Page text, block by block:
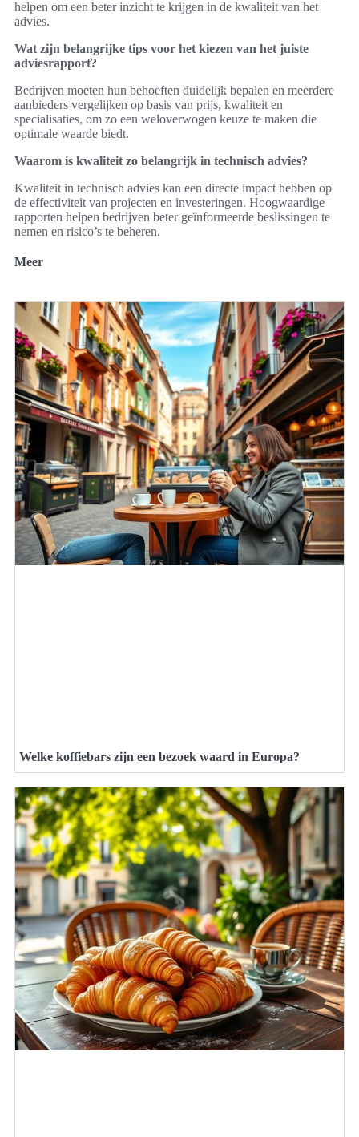
helpen om een beter inzicht te krijgen in de kwaliteit van het
advies.
Wat zijn belangrijke tips voor het kiezen van het juiste
adviesrapport?
Bedrijven moeten hun behoeften duidelijk bepalen en meerdere
aanbieders vergelijken op basis van prijs, kwaliteit en
specialisaties, om zo een weloverwogen keuze te maken die
optimale waarde biedt.
Waarom is kwaliteit zo belangrijk in technisch advies?
Kwaliteit in technisch advies kan een directe impact hebben op
de effectiviteit van projecten en investeringen. Hoogwaardige
rapporten helpen bedrijven beter geïnformeerde beslissingen te
nemen en risico’s te beheren.
Meer
Welke koffiebars zijn een bezoek waard in Europa?